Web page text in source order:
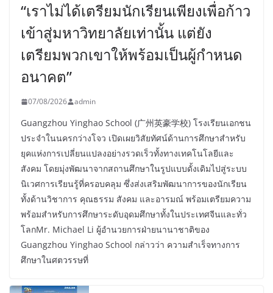
“เราไม่ได้เตรียมนักเรียนเพียงเพื่อก้าว
เข้าสู่มหาวิทยาลัยเท่านั้น แต่ยัง
เตรียมพวกเขาให้พร้อมเป็นผู้กำหนด
อนาคต”
07/08/2026 admin
Guangzhou Yinghao School (广州英豪学校) โรงเรียนเอกชน
ประจำในนครกว่างโจว เปิดเผยวิสัยทัศน์ด้านการศึกษาสำหรับ
ยุคแห่งการเปลี่ยนแปลงอย่างรวดเร็วทั้งทางเทคโนโลยีและ
สังคม โดยมุ่งพัฒนาจากสถานศึกษาในรูปแบบดั้งเดิมไปสู่ระบบ
นิเวศการเรียนรู้ที่ครอบคลุม ซึ่งส่งเสริมพัฒนาการของนักเรียน
ทั้งด้านวิชาการ คุณธรรม สังคม และอารมณ์ พร้อมเตรียมความ
พร้อมสำหรับการศึกษาระดับอุดมศึกษาทั้งในประเทศจีนและทั่ว
โลกMr. Michael Li ผู้อำนวยการฝ่ายนานาชาติของ
Guangzhou Yinghao School กล่าวว่า ความสำเร็จทางการ
ศึกษาในศตวรรษที่